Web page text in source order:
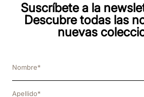
Suscríbete a la
Descubre todas las
nuevas